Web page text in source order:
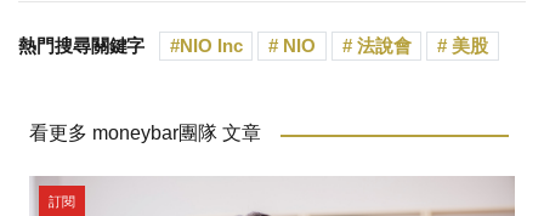
熱門搜尋關鍵字 NIO Inc NIO 法說會 美股
看更多 moneybar團隊 文章
訂閱